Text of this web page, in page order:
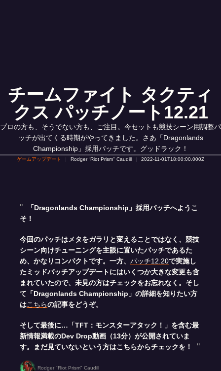
チームファイト タクティ
クス パッチノート12.21
プロの方も、そうでない方も、ご注目。今セットも競技シーン用調整パ
ッチが出てくる時期がやってきました。さあ「Dragonlands
Championship」採用パッチです。グッドラック！
ゲームアップデート Rodger “Riot Prism" Caudill 2022-11-01T18:00:00.000Z
「Dragonlands Championship」採用パッチへようこ
そ！
今回のパッチはメタをガラリと変えることではなく、競技
シーン向けチューニングを主眼に置いたパッチであるた
め、かなりコンパクトです。一方、 パッチ12.20で実施し
たミッドパッチアップデートにはいくつか大きな変更も含
まれていたので、未見の方はチェックをお忘れなく。そし
て「Dragonlands Championship」の詳細を知りたい方
はこちらの記事をどうぞ。
そして最後に…「TFT：モンスターアタック！」を含む最
新情報満載のDev Drop動画（13分）が公開されていま
す。まだ見ていないという方はこちらからチェックを！
Rodger "Riot Prism" Caudill